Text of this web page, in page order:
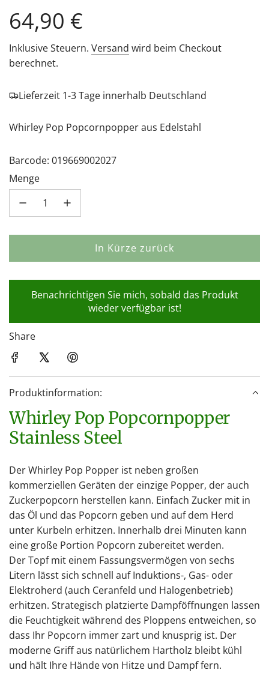
Regulärer
Preis
64,90 €
Inklusive Steuern. Versand wird beim Checkout
berechnet.
Lieferzeit 1-3 Tage innerhalb Deutschland
Whirley Pop Popcornpopper aus Edelstahl
Barcode: 019669002027
Menge
In Kürze zurück
L
e
n
Benachrichtigen Sie mich, sobald das Produkt
wieder verfügbar ist!
Share
Produktinformation:
Whirley Pop Popcornpopper
Stainless Steel
Der Whirley Pop Popper ist neben großen
kommerziellen Geräten der einzige Popper, der auch
Zuckerpopcorn herstellen kann. Einfach Zucker mit in
das Öl und das Popcorn geben und auf dem Herd
unter Kurbeln erhitzen. Innerhalb drei Minuten kann
eine große Portion Popcorn zubereitet werden.
Der Topf mit einem Fassungsvermögen von sechs
Litern lässt sich schnell auf Induktions-, Gas- oder
Elektroherd (auch Ceranfeld und Halogenbetrieb)
erhitzen. Strategisch platzierte Dampföffnungen lassen
die Feuchtigkeit während des Ploppens entweichen, so
dass Ihr Popcorn immer zart und knusprig ist. Der
moderne Griff aus natürlichem Hartholz bleibt kühl
und hält Ihre Hände von Hitze und Dampf fern.